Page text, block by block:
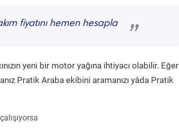
fiyatını hemen hesapla
”
yeni bir motor yağına ihtiyacı olabilir. Eğer
Pratik Araba ekibini aramanızı yâda Pratik